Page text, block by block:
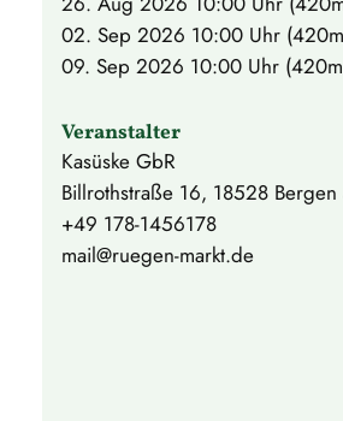
02. Sep 2026 10:00 Uhr
09. Sep 2026 10:00 Uhr
Veranstalter
Kasüske GbR
Billrothstraße 16, 18528 Bergen
+49 178-1456178
mail@ruegen-markt.de